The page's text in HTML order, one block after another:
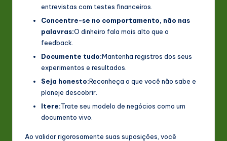
entrevistas com testes financeiros.
Concentre-se no comportamento, não nas
palavras:O dinheiro fala mais alto que o
feedback.
Documente tudo:Mantenha registros dos seus
experimentos e resultados.
Seja honesto:Reconheça o que você não sabe e
planeje descobrir.
Itere:Trate seu modelo de negócios como um
documento vivo.
Ao validar rigorosamente suas suposições, você